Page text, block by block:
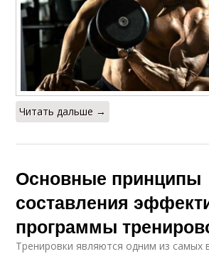
Читать дальше →
Основные принципы
составления
программы
Тренировки являются одним из самых